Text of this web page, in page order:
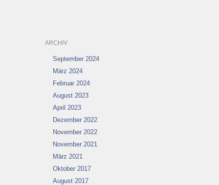
ARCHIV
September 2024
März 2024
Februar 2024
August 2023
April 2023
Dezember 2022
November 2022
November 2021
März 2021
Oktober 2017
August 2017